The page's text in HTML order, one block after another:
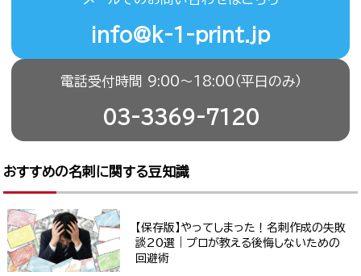
info@k-1-print.jp
電話受付時間 9:00〜18:00（平日のみ）
03-3369-7120
おすすめの名刺に関する豆知識
【保存版】やってしまった！名刺作成の失敗
談20選｜プロが教える後悔しないための
回避術